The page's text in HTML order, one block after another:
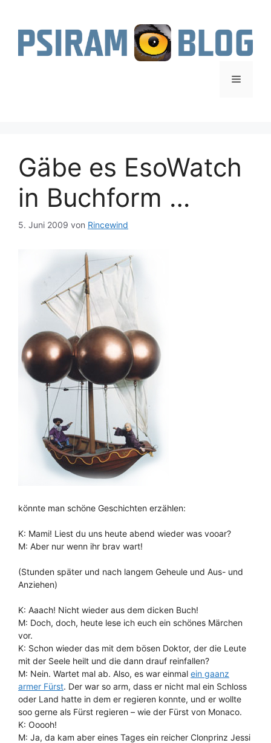
springen
Menü
Gäbe es EsoWatch
in Buchform …
5. Juni 2009 von Rincewind
könnte man schöne Geschichten erzählen:
K: Mami! Liest du uns heute abend wieder was vooar?
M: Aber nur wenn ihr brav wart!
(Stunden später und nach langem Geheule und Aus- und
Anziehen)
K: Aaach! Nicht wieder aus dem dicken Buch!
M: Doch, doch, heute lese ich euch ein schönes Märchen
vor.
K: Schon wieder das mit dem bösen Doktor, der die Leute
mit der Seele heilt und die dann drauf reinfallen?
M: Nein. Wartet mal ab. Also, es war einmal ein gaanz
armer Fürst. Der war so arm, dass er nicht mal ein Schloss
oder Land hatte in dem er regieren konnte, und er wollte
soo gerne als Fürst regieren – wie der Fürst von Monaco.
K: Ooooh!
M: Ja, da kam aber eines Tages ein reicher Clonprinz Jessi